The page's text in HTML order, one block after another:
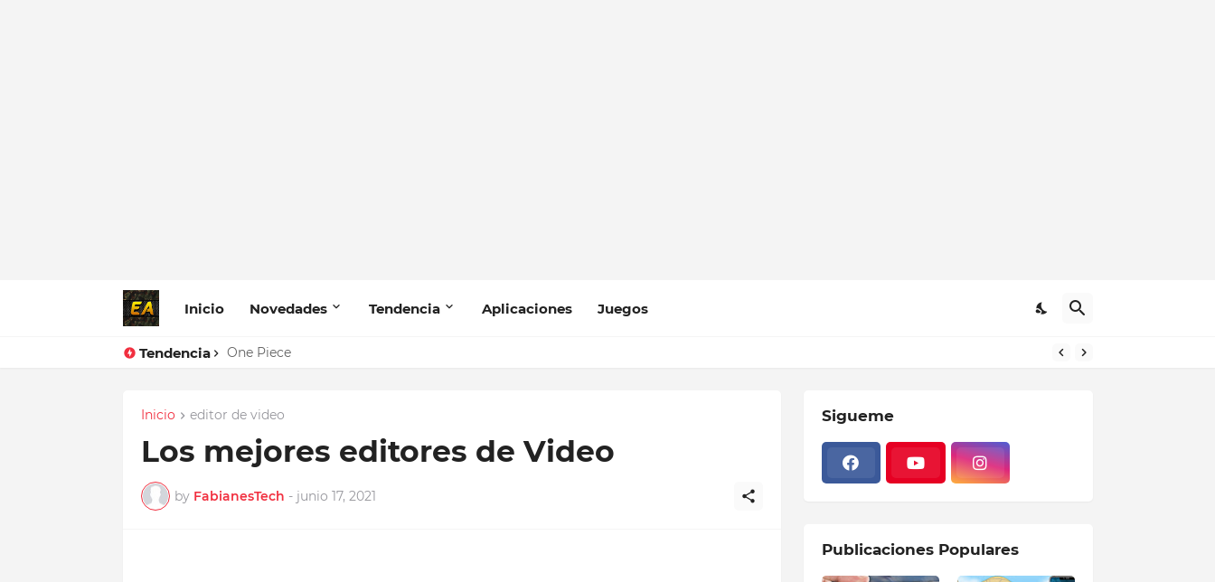
Inicio Novedades Tendencia Aplicaciones Juegos
Tendencia One Piece
HALO 2
Inicio editor de video
Los mejores editores de Video
by FabianesTech - junio 17, 2021
Sigueme
Publicaciones Populares